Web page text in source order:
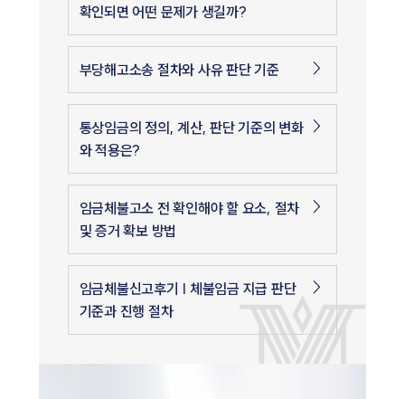
확인되면 어떤 문제가 생길까?
부당해고소송 절차와 사유 판단 기준
통상임금의 정의, 계산, 판단 기준의 변화
와 적용은?
임금체불고소 전 확인해야 할 요소, 절차
및 증거 확보 방법
임금체불신고후기 | 체불임금 지급 판단
기준과 진행 절차